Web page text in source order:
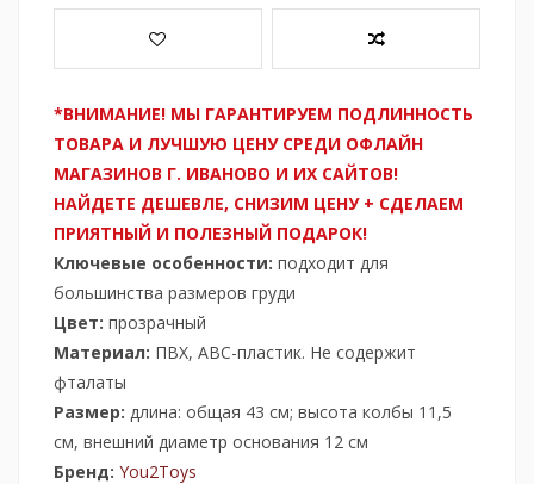
*ВНИМАНИЕ! МЫ ГАРАНТИРУЕМ ПОДЛИННОСТЬ
ТОВАРА И ЛУЧШУЮ ЦЕНУ СРЕДИ ОФЛАЙН
МАГАЗИНОВ Г. ИВАНОВО И ИХ САЙТОВ!
НАЙДЕТЕ ДЕШЕВЛЕ, СНИЗИМ ЦЕНУ + СДЕЛАЕМ
ПРИЯТНЫЙ И ПОЛЕЗНЫЙ ПОДАРОК!
Ключевые особенности: подходит для
большинства размеров груди
Цвет: прозрачный
Материал: ПВХ, ABC-пластик. Не содержит
фталаты
Размер: длина: общая 43 см; высота колбы 11,5
см, внешний диаметр основания 12 см
Бренд: You2Toys